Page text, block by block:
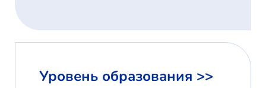
Уровень образования >>